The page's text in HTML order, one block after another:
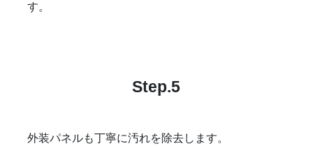
す。
Step.5
外装パネルも丁寧に汚れを除去します。